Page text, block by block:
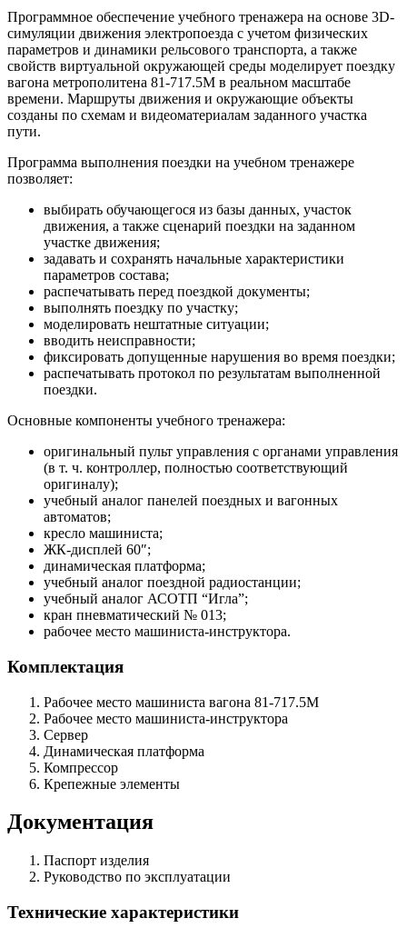
Программное обеспечение учебного тренажера на основе 3D-
симуляции движения электропоезда с учетом физических
параметров и динамики рельсового транспорта, а также
свойств виртуальной окружающей среды моделирует поездку
вагона метрополитена 81‑717.5М в реальном масштабе
времени. Маршруты движения и окружающие объекты
созданы по схемам и видеоматериалам заданного участка
пути.
Программа выполнения поездки на учебном тренажере
позволяет:
выбирать обучающегося из базы данных, участок
движения, а также сценарий поездки на заданном
участке движения;
задавать и сохранять начальные характеристики
параметров состава;
распечатывать перед поездкой документы;
выполнять поездку по участку;
моделировать нештатные ситуации;
вводить неисправности;
фиксировать допущенные нарушения во время поездки;
распечатывать протокол по результатам выполненной
поездки.
Основные компоненты учебного тренажера:
оригинальный пульт управления с органами управления
(в т. ч. контроллер, полностью соответствующий
оригиналу);
учебный аналог панелей поездных и вагонных
автоматов;
кресло машиниста;
ЖК-дисплей 60″;
динамическая платформа;
учебный аналог поездной радиостанции;
учебный аналог АСОТП “Игла”;
кран пневматический № 013;
рабочее место машиниста-инструктора.
Комплектация
Рабочее место машиниста вагона 81-717.5М
Рабочее место машиниста-инструктора
Сервер
Динамическая платформа
Компрессор
Крепежные элементы
Документация
Паспорт изделия
Руководство по эксплуатации
Технические характеристики